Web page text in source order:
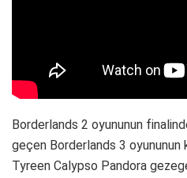
Borderlands 2 oyununun
geçen Borderlands 3 oyununun
Tyreen Calypso Pandora